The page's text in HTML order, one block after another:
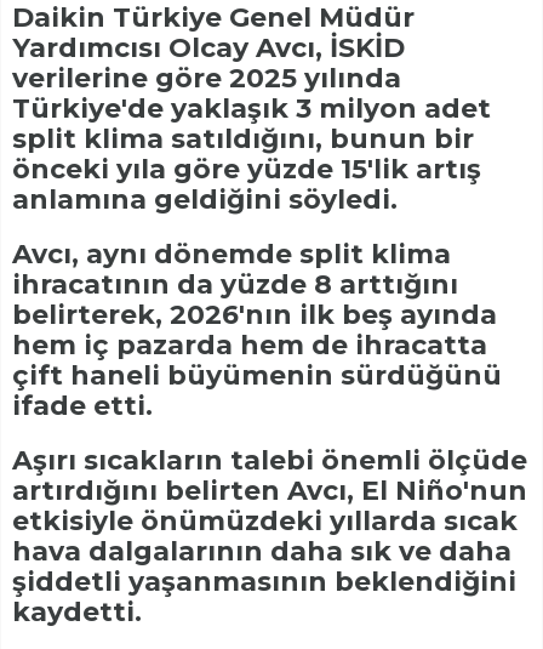
Daikin Türkiye Genel Müdür
Yardımcısı Olcay Avcı, İSKİD
verilerine göre 2025 yılında
Türkiye'de yaklaşık 3 milyon adet
split klima satıldığını, bunun bir
önceki yıla göre yüzde 15'lik artış
anlamına geldiğini söyledi.
Avcı, aynı dönemde split klima
ihracatının da yüzde 8 arttığını
belirterek, 2026'nın ilk beş ayında
hem iç pazarda hem de ihracatta
çift haneli büyümenin sürdüğünü
ifade etti.
Aşırı sıcakların talebi önemli ölçüde
artırdığını belirten Avcı, El Niño'nun
etkisiyle önümüzdeki yıllarda sıcak
hava dalgalarının daha sık ve daha
şiddetli yaşanmasının beklendiğini
kaydetti.